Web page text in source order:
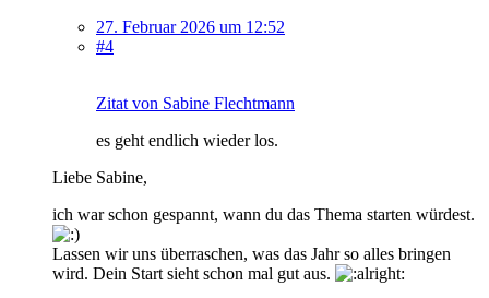
27. Februar 2026 um 12:52
#4
Zitat von Sabine Flechtmann
es geht endlich wieder los.
Liebe Sabine,
ich war schon gespannt, wann du das Thema starten würdest.
Lassen wir uns überraschen, was das Jahr so alles bringen
wird. Dein Start sieht schon mal gut aus.